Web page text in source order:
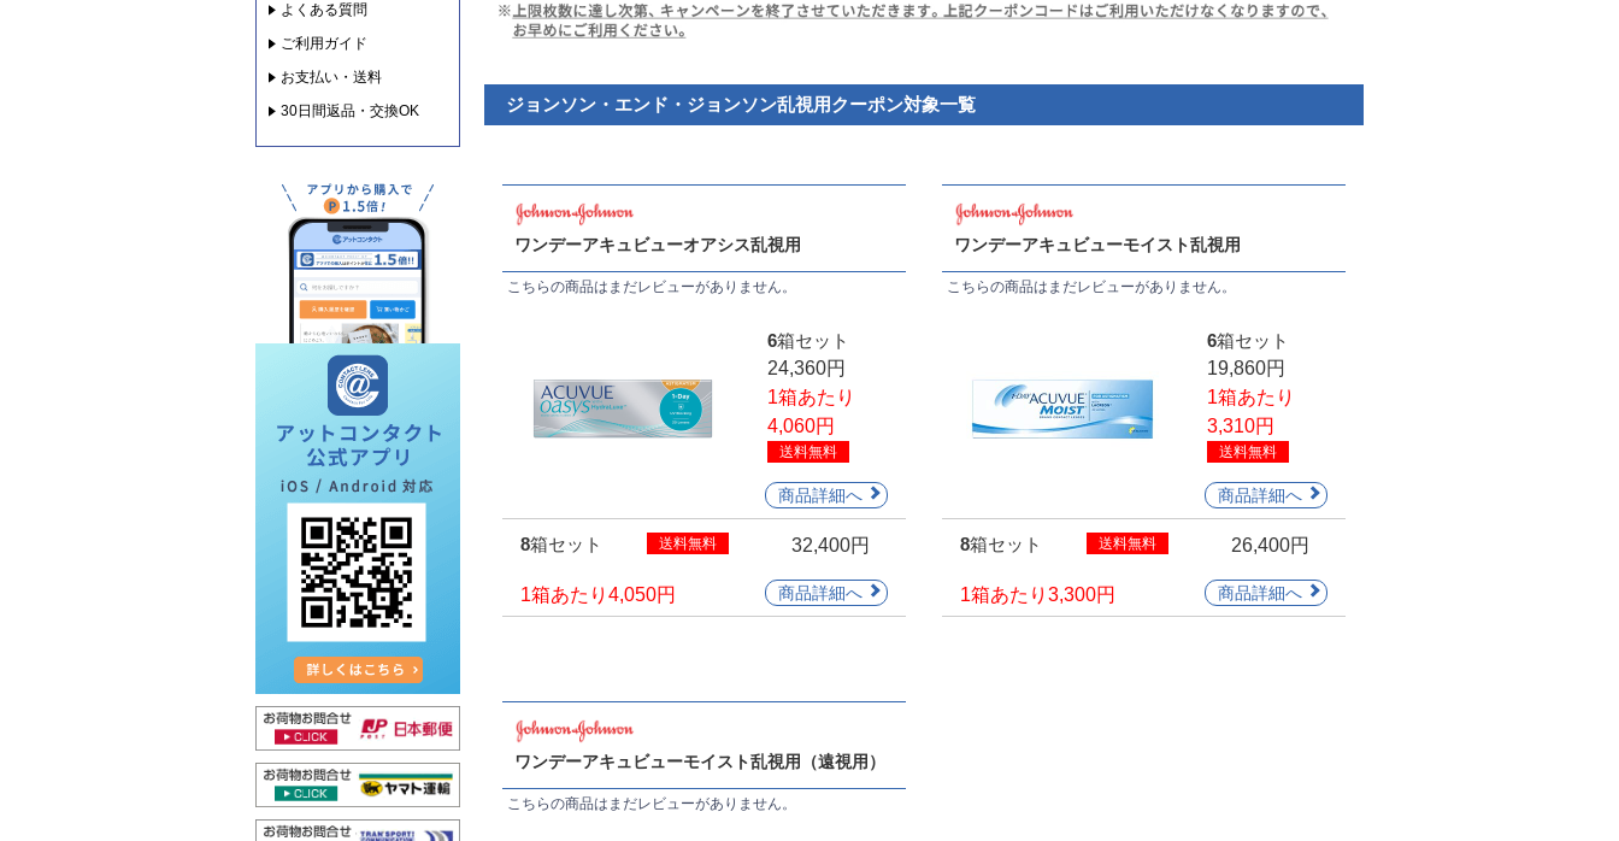
よくある質問
ご利用ガイド
お支払い・送料
30日間返品・交換OK
ジョンソン・エンド・ジョンソン乱視用クーポン対象一覧
ワンデーアキュビューオアシス乱視用
こちらの商品はまだレビューがありません。
6箱セット
24,360円
1箱あたり
4,060円
送料無料
8箱セット 32,400円
1箱あたり 4,050円
送料無料
ワンデーアキュビューモイスト乱視用
こちらの商品はまだレビューがありません。
6箱セット
19,860円
1箱あたり
3,310円
送料無料
8箱セット 26,400円
1箱あたり 3,300円
送料無料
ワンデーアキュビューモイスト乱視用（遠視用）
こちらの商品はまだレビューがありません。